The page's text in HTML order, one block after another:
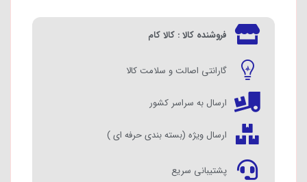
فروشنده کالا : کالا کام
گارانتی اصالت و سلامت کالا
ارسال به سراسر کشور
ارسال ویژه (بسته بندی حرفه ای )
پشتیبانی سریع